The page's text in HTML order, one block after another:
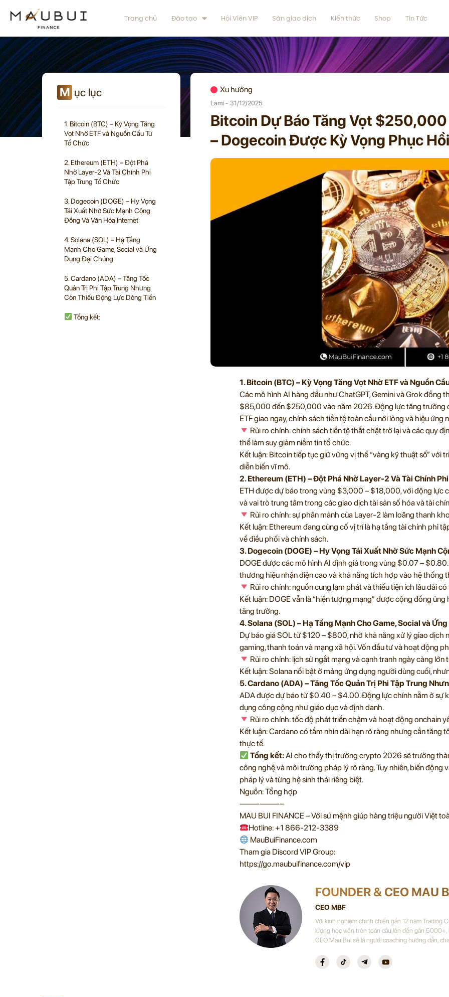
Trang chủ Đào tạo Hội Viên VIP Sàn giao dịch Kiến thức Shop Tin Tức
M ục lục
1. Bitcoin (BTC) – Kỳ Vọng Tăng
Vọt Nhờ ETF và Nguồn Cầu Từ
Tổ Chức
2. Ethereum (ETH) – Đột Phá
Nhờ Layer-2 Và Tài Chính Phi
Tập Trung Tổ Chức
3. Dogecoin (DOGE) – Hy Vọng
Tái Xuất Nhờ Sức Mạnh Cộng
Đồng Và Văn Hóa Internet
4. Solana (SOL) – Hạ Tầng
Mạnh Cho Game, Social và Ứng
Dụng Đại Chúng
5. Cardano (ADA) – Tăng Tốc
Quản Trị Phi Tập Trung Nhưng
Còn Thiếu Động Lực Dòng Tiền
Tổng kết:
Xu hướng
Lami - 31/12/2025
Bitcoin Dự Báo Tăng Vọt
– Dogecoin Được Kỳ Vọng Phục
1. Bitcoin (BTC) – Kỳ Vọng Tăng Vọt Nhờ ETF và Nguồn
Các mô hình AI hàng đầu như ChatGPT, Gemini và Grok đồng
$85,000 đến $250,000 vào năm 2026. Động lực tăng trưởng
ETF giao ngay, chính sách tiền tệ toàn cầu nới lỏng và hiệu ứng
Rủi ro chính: chính sách tiền tệ thắt chặt trở lại và các quy
thể làm suy giảm niềm tin tổ chức.
Kết luận: Bitcoin tiếp tục giữ vững vị thế “vàng kỹ thuật số” với
diễn biến vĩ mô.
2. Ethereum (ETH) – Đột Phá Nhờ Layer-2 Và Tài Chính
ETH được dự báo trong vùng $3,000 – $18,000, với động lực
và vai trò trung tâm trong các giao dịch tài sản số hóa và tài
Rủi ro chính: sự phân mảnh của Layer-2 làm loãng thanh
Kết luận: Ethereum đang củng cố vị trí là hạ tầng tài chính phi
về điều phối và chính sách.
3. Dogecoin (DOGE) – Hy Vọng Tái Xuất Nhờ Sức Mạnh
DOGE được các mô hình AI định giá trong vùng $0.07 –
thương hiệu nhận diện cao và khả năng tích hợp vào hệ thống
Rủi ro chính: nguồn cung lạm phát và thiếu tiện ích lâu dài
Kết luận: DOGE vẫn là “hiện tượng mạng” được cộng đồng
tăng trưởng.
4. Solana (SOL) – Hạ Tầng Mạnh Cho Game, Social và
Dự báo giá SOL từ $120 – $800, nhờ khả năng xử lý giao dịch
gaming, thanh toán và mạng xã hội. Vốn đầu tư và hoạt động
Rủi ro chính: lịch sử ngắt mạng và cạnh tranh ngày càng
Kết luận: Solana nổi bật ở mảng ứng dụng người dùng cuối,
5. Cardano (ADA) – Tăng Tốc Quản Trị Phi Tập Trung
ADA được dự báo từ $0.40 – $4.00. Động lực chính nằm ở sự
dụng công cộng như giáo dục và định danh.
Rủi ro chính: tốc độ phát triển chậm và hoạt động onchain
Kết luận: Cardano có tầm nhìn dài hạn rõ ràng nhưng cần
thực tế.
Tổng kết:AI cho thấy thị trường crypto 2026 sẽ trưởng
công nghệ và môi trường pháp lý rõ ràng. Tuy nhiên, biến động
pháp lý và từng hệ sinh thái riêng biệt.
Nguồn: Tổng hợp
——————–
MAU BUI FINANCE – Với sứ mệnh giúp hàng triệu người Việt
Hotline: +1 866-212-3389
MauBuiFinance.com
Tham gia Discord VIP Group:
https://go.maubuifinance.com/vip
FOUNDER & CEO MAU
CEO MBF
Với kinh nghiệm chinh chiến gần 12 năm Trading
lượng học viên trên toàn cầu lên đến gần
CEO Mau Bui sẽ là người coaching hướng dẫn,